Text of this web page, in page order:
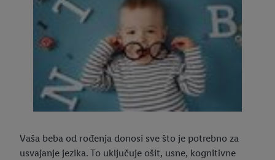
Vaša beba od rođenja donosi sve što je potrebno za
usvajanje jezika. To uključuje ošit, usne, kognitivne